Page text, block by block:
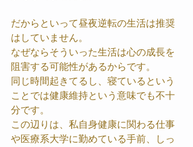
だからといって昼夜逆転の生活は推奨
はしていません。
なぜならそういった生活は心の成長を
阻害する可能性があるからです。
同じ時間起きてるし、寝ているという
ことでは健康維持という意味でも不十
分です。
この辺りは、私自身健康に関わる仕事
や医療系大学に勤めている手前、しっ